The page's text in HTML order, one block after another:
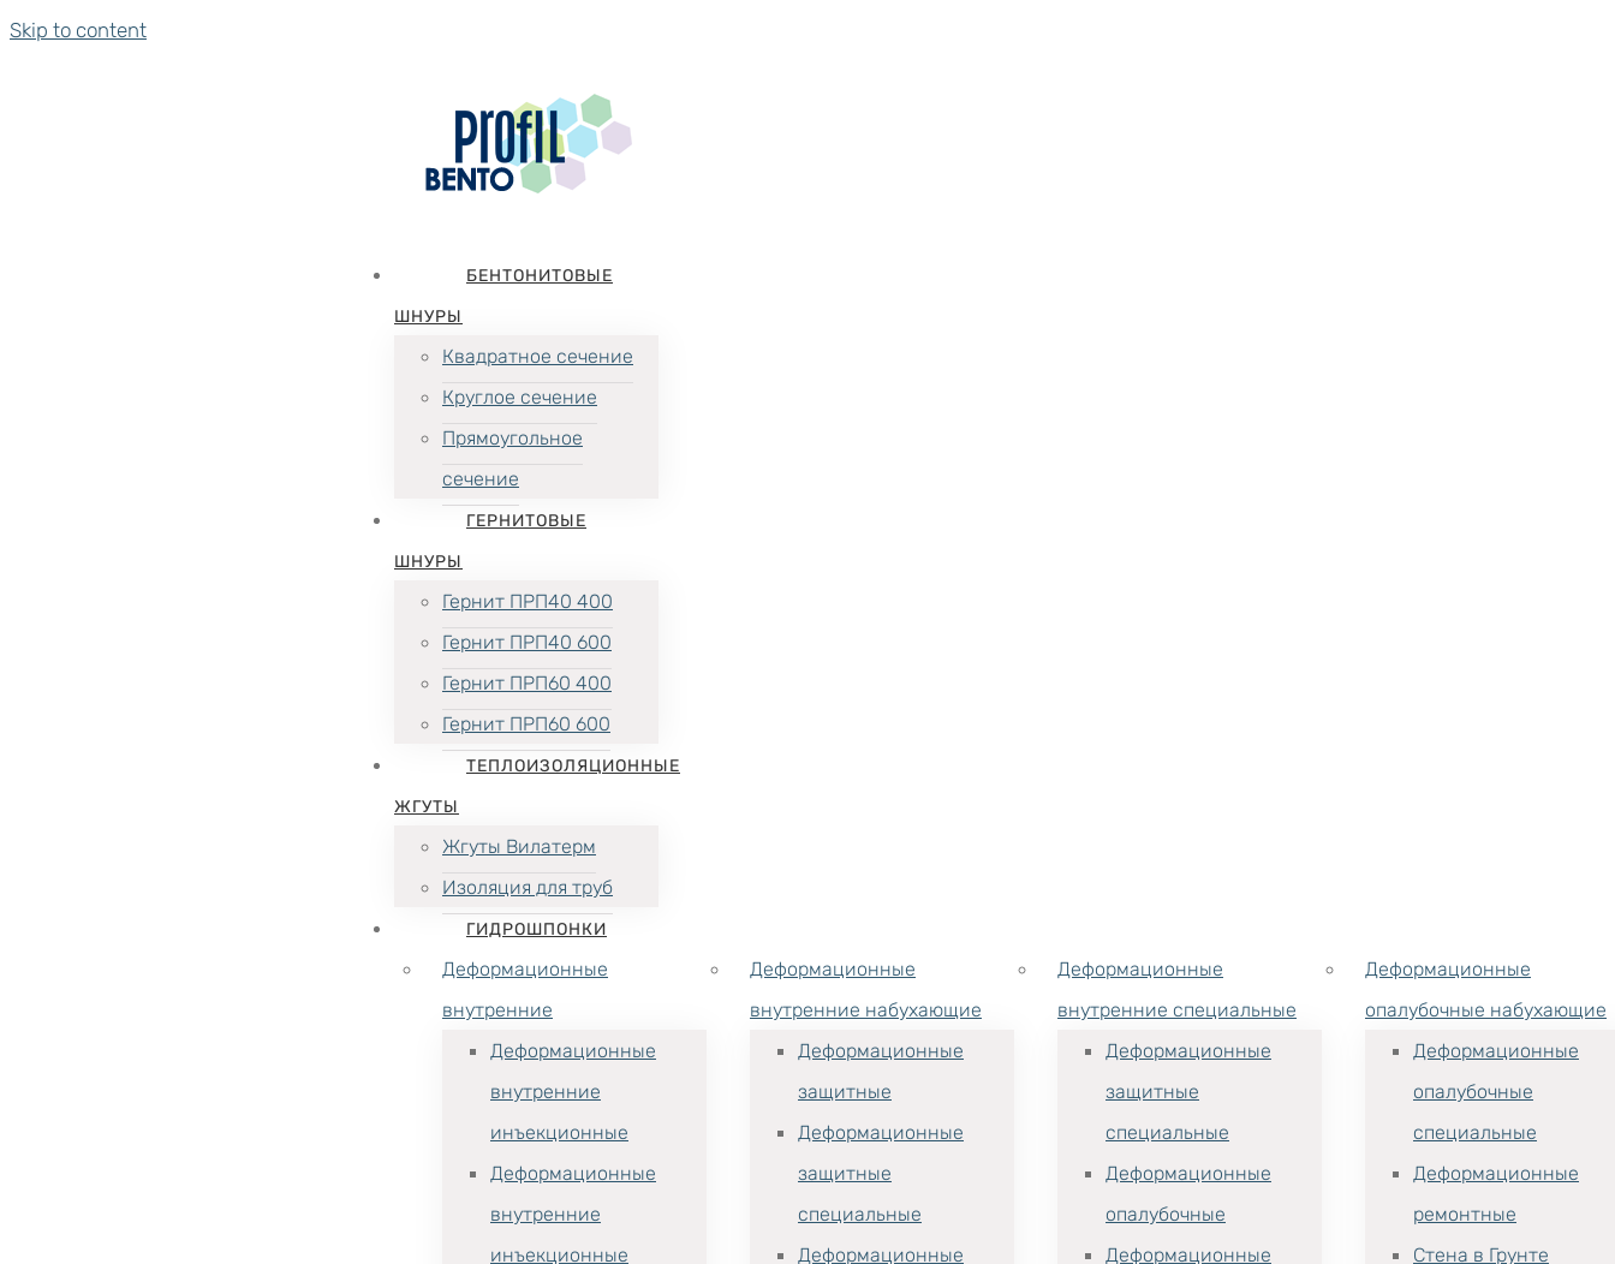
Skip to content
БЕНТОНИТОВЫЕ
ШНУРЫ
Квадратное сечение
Круглое сечение
Прямоугольное
сечение
ГЕРНИТОВЫЕ
ШНУРЫ
Гернит ПРП40 400
Гернит ПРП40 600
Гернит ПРП60 400
Гернит ПРП60 600
ТЕПЛОИЗОЛЯЦИОННЫЕ
ЖГУТЫ
Жгуты Вилатерм
Изоляция для труб
ГИДРОШПОНКИ
Деформационные
внутренние
Деформационные
внутренние
инъекционные
Деформационные
внутренние
инъекционные
Деформационные
внутренние набухающие
Деформационные
защитные
Деформационные
защитные
специальные
Деформационные
Деформационные
внутренние специальные
Деформационные
защитные
специальные
Деформационные
опалубочные
Деформационные
Деформационные
опалубочные набухающие
Деформационные
опалубочные
специальные
Деформационные
ремонтные
Стена в Грунте